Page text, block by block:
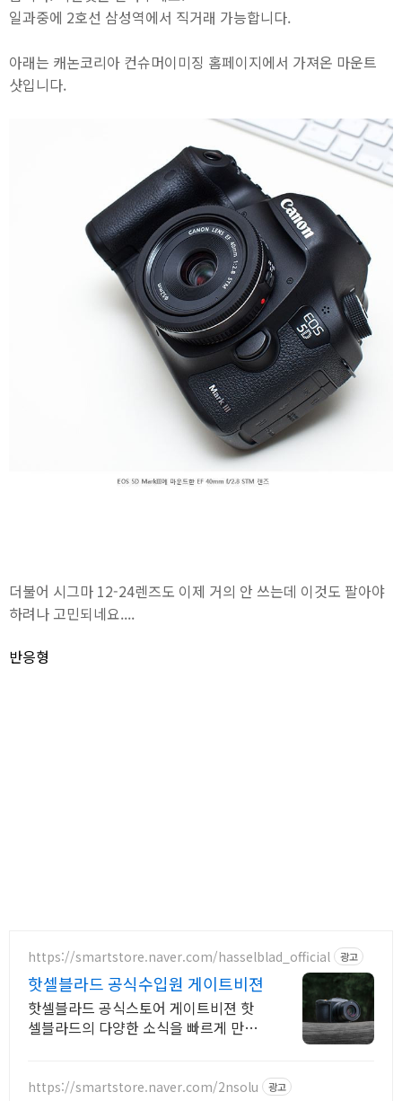
일과중에 2호선 삼성역에서 직거래 가능합니다.
아래는 캐논코리아 컨슈머이미징 홈페이지에서 가져온 마운트
샷입니다.
더불어 시그마 12-24렌즈도 이제 거의 안 쓰는데 이것도 팔아야
하려나 고민되네요....
반응형
https://smartstore.naver.com/hasselblad_official 광고
핫셀블라드 공식수입원 게이트비젼
핫셀블라드 공식스토어 게이트비젼 핫
셀블라드의 다양한 소식을 빠르게 만나
https://smartstore.naver.com/2nsolu 광고